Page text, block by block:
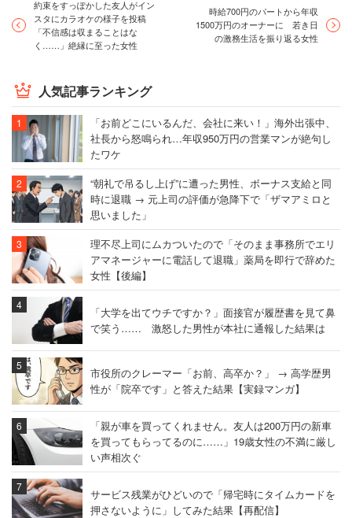
日頃からアンテナを張ることが大切だと現場を見て感じて
います。
約束をすっぽかした友人がイン
スタにカラオケの様子を投稿
「不信感は収まることはな
く……」絶縁に至った女性
時給700円のパートから年収
1500万円のオーナーに 若き日
の激務生活を振り返る女性
人気記事ランキング
「お前どこにいるんだ、会社に来い！」海外出張中、
社長から怒鳴られ…年収950万円の営業マンが絶句し
たワケ
“朝礼で吊るし上げ”に遭った男性、ボーナス支給と同
時に退職 → 元上司の評価が急降下で「ザマアミロと
思いました」
理不尽上司にムカついたので「そのまま事務所でエリ
アマネージャーに電話して退職」薬局を即行で辞めた
女性【後編】
「大学を出てウチですか？」面接官が履歴書を見て鼻
で笑う…… 激怒した男性が本社に通報した結果は
市役所のクレーマー「お前、高卒か？」 → 高学歴男
性が「院卒です」と答えた結果【実録マンガ】
「親が車を買ってくれません。友人は200万円の新車
を買ってもらってるのに……」19歳女性の不満に厳し
い声相次ぐ
サービス残業がひどいので「帰宅時にタイムカードを
押さないように」してみた結果【再配信】